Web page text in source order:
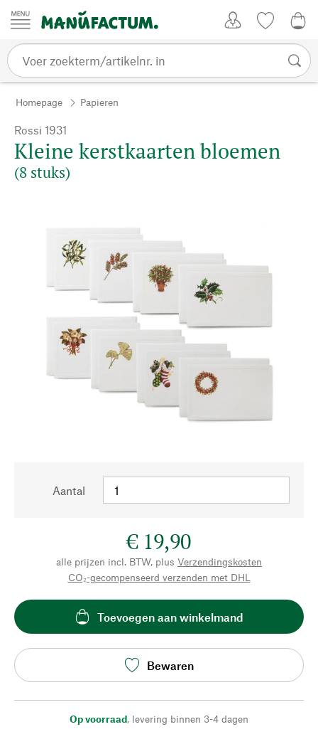
Passer au contenu
Homepage Papieren
Rossi 1931
Kleine kerstkaarten bloemen
(8 stuks)
Aantal
€ 19,90
alle prijzen incl. BTW, plus Verzendingskosten
CO₂-gecompenseerd verzenden met DHL
Toevoegen aan winkelmand
Bewaren
Op voorraad, levering binnen 3-4 dagen